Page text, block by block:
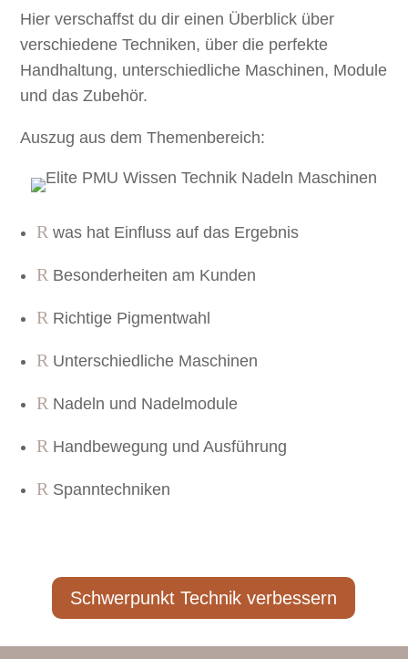
Hier verschaffst du dir einen Überblick über
verschiedene Techniken, über die perfekte
Handhaltung, unterschiedliche Maschinen, Module
und das Zubehör.
Auszug aus dem Themenbereich:
R was hat Einfluss auf das Ergebnis
R Besonderheiten am Kunden
R Richtige Pigmentwahl
R Unterschiedliche Maschinen
R Nadeln und Nadelmodule
R Handbewegung und Ausführung
R Spanntechniken
Schwerpunkt Technik verbessern